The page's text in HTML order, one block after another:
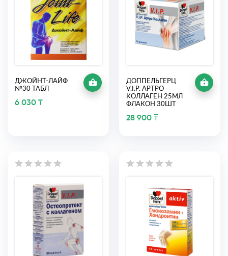
ДЖОЙНТ-ЛАЙФ
№30 ТАБЛ
6 030 ₸
ДОППЕЛЬГЕРЦ
V.I.P. АРТРО
КОЛЛАГЕН 25МЛ
ФЛАКОН 30ШТ
28 900 ₸